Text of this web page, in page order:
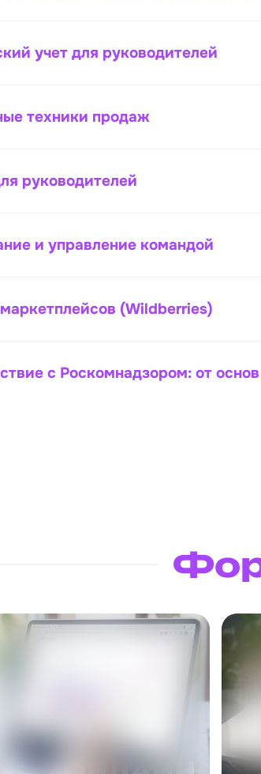
учет для руководителей
техники продаж
руководителей
и управление командой
(Wildberries)
с Роскомнадзором: от